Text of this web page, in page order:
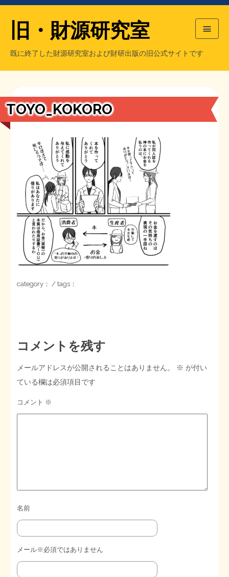
【国の、本当の】財源チラシ／旧・財源研究室
シン財源はあなたです／合同誌／旧・サブカル分室
日本経済を解説するヤンキー／MIHANAマンガ／旧・財研出版
もっと知りたい方へ
マネクリ戦士 RED & BLACK
MMTの学習資料
STOPインボイス作品集
旧・財源研究室
既に終了した財源研究室および財研出版の旧公式サイトです
旧・財源研究室について
チラシ発行部数
会計報告
旧・財研出版について
会計報告
TOYO_KOKORO
category： / tags：
コメントを残す
メールアドレスが公開されることはありません。 ※ が付い
ている欄は必須項目です
コメント ※
名前
メール※必須ではありません